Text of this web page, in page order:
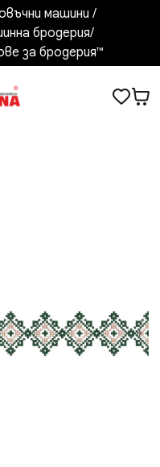
машини /
бродерия/
за бродерия™️